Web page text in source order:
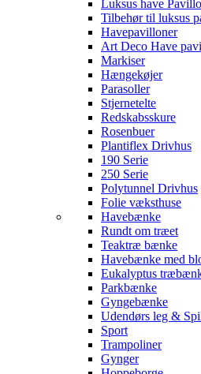
Luksus have
Tilbehør til luksus
Havepavilloner
Art Deco Have
Markiser
Hængekøjer
Parasoller
Stjernetelte
Redskabsskure
Rosenbuer
Plantiflex Drivhus
190 Serie
250 Serie
Polytunnel Drivhus
Folie væksthuse
Havebænke
Rundt om træet
Teaktræ bænke
Havebænke med
Eukalyptus
Parkbænke
Gyngebænke
Udendørs leg &
Sport
Trampoliner
Gynger